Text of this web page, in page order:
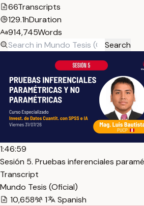
66Transcripts
129.1hDuration
914,745Words
Search
1:46:59
Sesión 5. Pruebas inferenciales
Transcript
Mundo Tesis (Oficial)
10,658
1 Spanish